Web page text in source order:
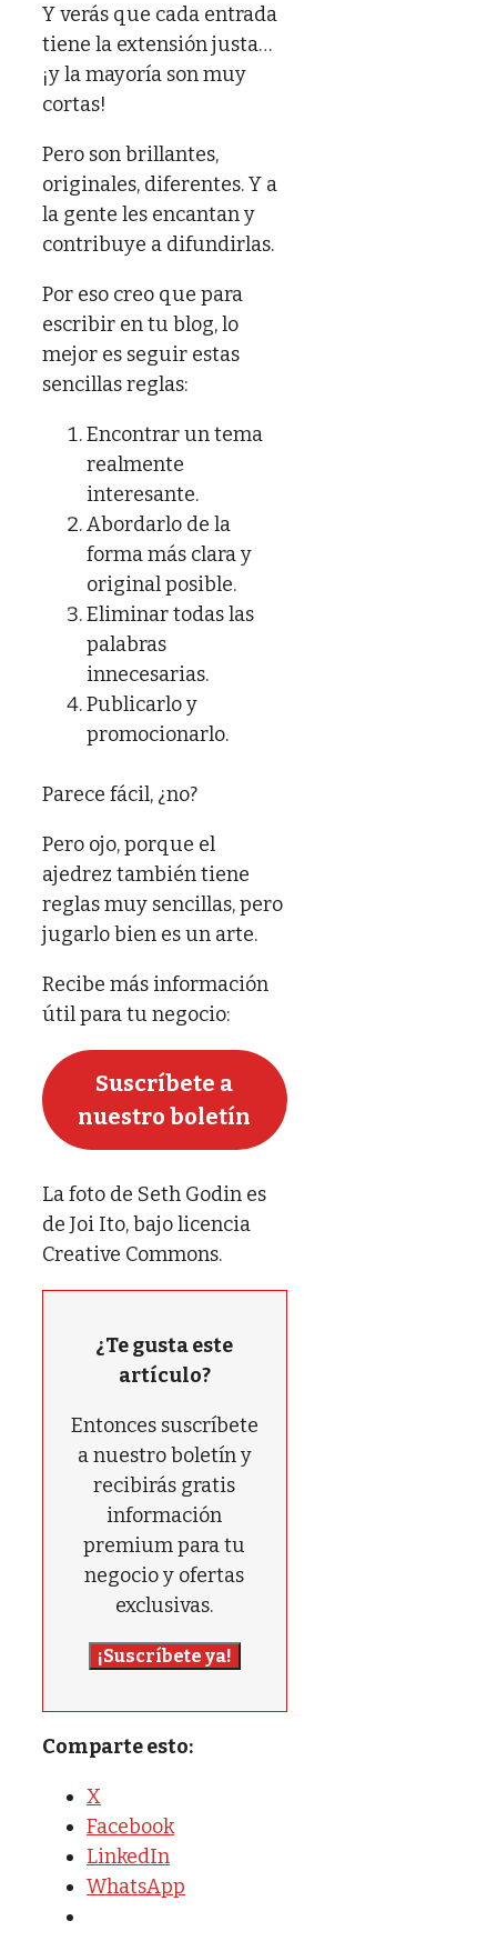
Y verás que cada entrada
tiene la extensión justa…
¡y la mayoría son muy
cortas!
Pero son brillantes,
originales, diferentes. Y a
la gente les encantan y
contribuye a difundirlas.
Por eso creo que para
escribir en tu blog, lo
mejor es seguir estas
sencillas reglas:
Encontrar un tema
realmente
interesante.
Abordarlo de la
forma más clara y
original posible.
Eliminar todas las
palabras
innecesarias.
Publicarlo y
promocionarlo.
Parece fácil, ¿no?
Pero ojo, porque el
ajedrez también tiene
reglas muy sencillas, pero
jugarlo bien es un arte.
Recibe más información
útil para tu negocio:
Suscríbete a
nuestro boletín
La foto de Seth Godin es
de Joi Ito, bajo licencia
Creative Commons.
¿Te gusta este
artículo?
Entonces suscríbete
a nuestro boletín y
recibirás gratis
información
premium para tu
negocio y ofertas
exclusivas.
¡Suscríbete ya!
Comparte esto:
X
Facebook
LinkedIn
WhatsApp